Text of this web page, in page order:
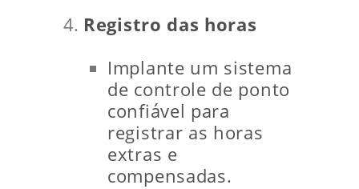
Registro das horas
Implante um sistema
de controle de ponto
confiável para
registrar as horas
extras e
compensadas.